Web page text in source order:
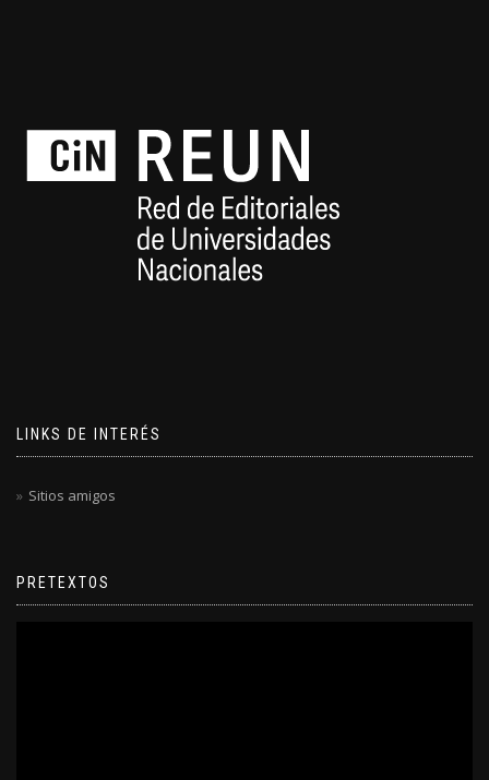
LINKS DE INTERÉS
Sitios amigos
PRETEXTOS